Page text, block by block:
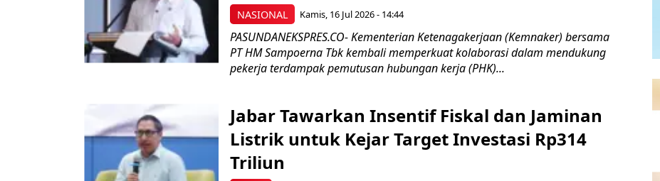
NASIONAL Kamis, 16 Jul 2026 - 14:44
PASUNDANEKSPRES.CO- Kementerian Ketenagakerjaan (Kemnaker) bersama
PT HM Sampoerna Tbk kembali memperkuat kolaborasi dalam mendukung
pekerja terdampak pemutusan hubungan kerja (PHK)...
Jabar Tawarkan Insentif Fiskal dan Jaminan
Listrik untuk Kejar Target Investasi Rp314
Triliun